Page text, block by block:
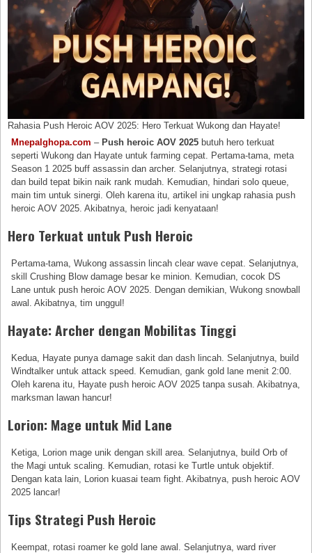
Rahasia Push Heroic AOV 2025: Hero Terkuat Wukong dan Hayate!
Mnepalghopa.com – Push heroic AOV 2025 butuh hero terkuat
seperti Wukong dan Hayate untuk farming cepat. Pertama-tama, meta
Season 1 2025 buff assassin dan archer. Selanjutnya, strategi rotasi
dan build tepat bikin naik rank mudah. Kemudian, hindari solo queue,
main tim untuk sinergi. Oleh karena itu, artikel ini ungkap rahasia push
heroic AOV 2025. Akibatnya, heroic jadi kenyataan!
Hero Terkuat untuk Push Heroic
Pertama-tama, Wukong assassin lincah clear wave cepat. Selanjutnya,
skill Crushing Blow damage besar ke minion. Kemudian, cocok DS
Lane untuk push heroic AOV 2025. Dengan demikian, Wukong snowball
awal. Akibatnya, tim unggul!
Hayate: Archer dengan Mobilitas Tinggi
Kedua, Hayate punya damage sakit dan dash lincah. Selanjutnya, build
Windtalker untuk attack speed. Kemudian, gank gold lane menit 2:00.
Oleh karena itu, Hayate push heroic AOV 2025 tanpa susah. Akibatnya,
marksman lawan hancur!
Lorion: Mage untuk Mid Lane
Ketiga, Lorion mage unik dengan skill area. Selanjutnya, build Orb of
the Magi untuk scaling. Kemudian, rotasi ke Turtle untuk objektif.
Dengan kata lain, Lorion kuasai team fight. Akibatnya, push heroic AOV
2025 lancar!
Tips Strategi Push Heroic
Keempat, rotasi roamer ke gold lane awal. Selanjutnya, ward river